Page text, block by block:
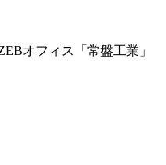
オフィス「常盤工業」